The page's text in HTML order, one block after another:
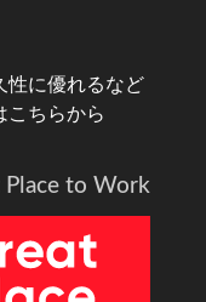
性に優れるなど
こちらから
Place to Work